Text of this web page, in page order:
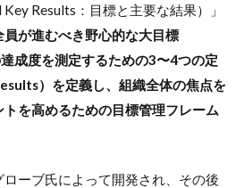
Key Results：目標と主要な結果）」
が進むべき野心的な大目標
成度を測定するための3〜4つの定
）を定義し、組織全体の焦点を
を高めるための目標管理フレーム
ーブ氏によって開発され、その後